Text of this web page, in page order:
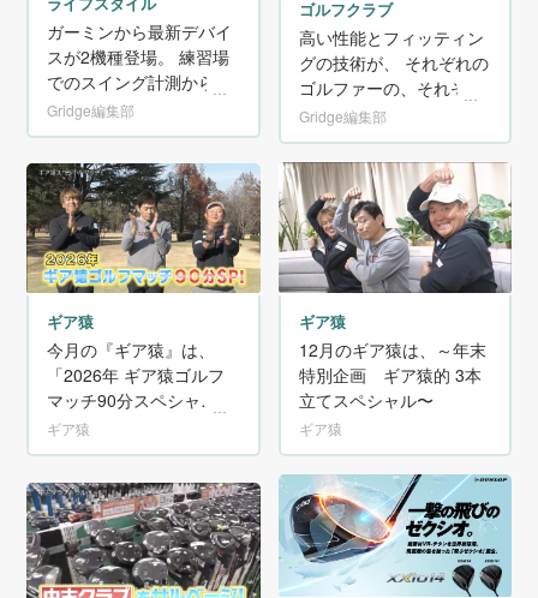
ガーミンから最新デバイ
スが2機種登場。 練習場
でのスイング計測からラ
ウンドでのゴルフナビま
でマルチに使えるオール
インワンモデル『Approa
ch G82』と、ジュニアゴ
ルファーのためのゴルフ
GPSウォッチ『Approach
J1』
Gridge編集部
ゴルフクラブ
高い性能とフィッティン
グの技術が、 それぞれの
ゴルファーの、それぞれ
の最高を導き出す。 テー
ラーメイドから、『Qi4
D』シリーズが登場！
Gridge編集部
ギア猿
今月の『ギア猿』は、
「2026年 ギア猿ゴルフ
マッチ90分スペシャ
ル」！
ギア猿
ギア猿
12月のギア猿は、～年末
特別企画 ギア猿的 3本
立てスペシャル〜
ギア猿